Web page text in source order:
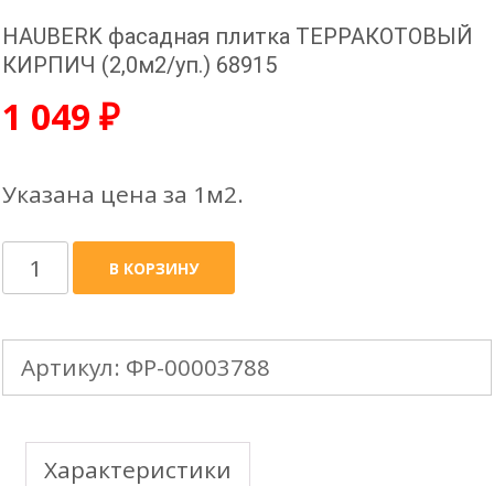
HAUBERK фасадная плитка ТЕРРАКОТОВЫЙ
КИРПИЧ (2,0м2/уп.) 68915
1 049 ₽
Указана цена за 1м2.
Количество
товара
HAUBERK
фасадная
ТЕРРАКОТОВЫЙ
В КОРЗИНУ
Артикул: ФР-00003788
Характеристики